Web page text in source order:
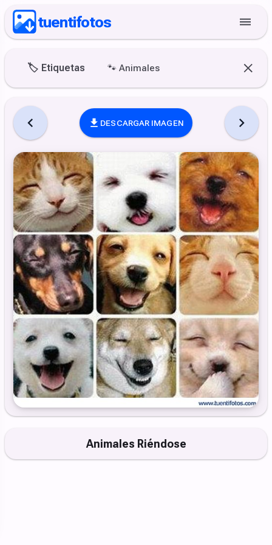
tuentifotos
🏷️ Etiquetas 🐾 Animales
DESCARGAR IMAGEN
Animales Riéndose